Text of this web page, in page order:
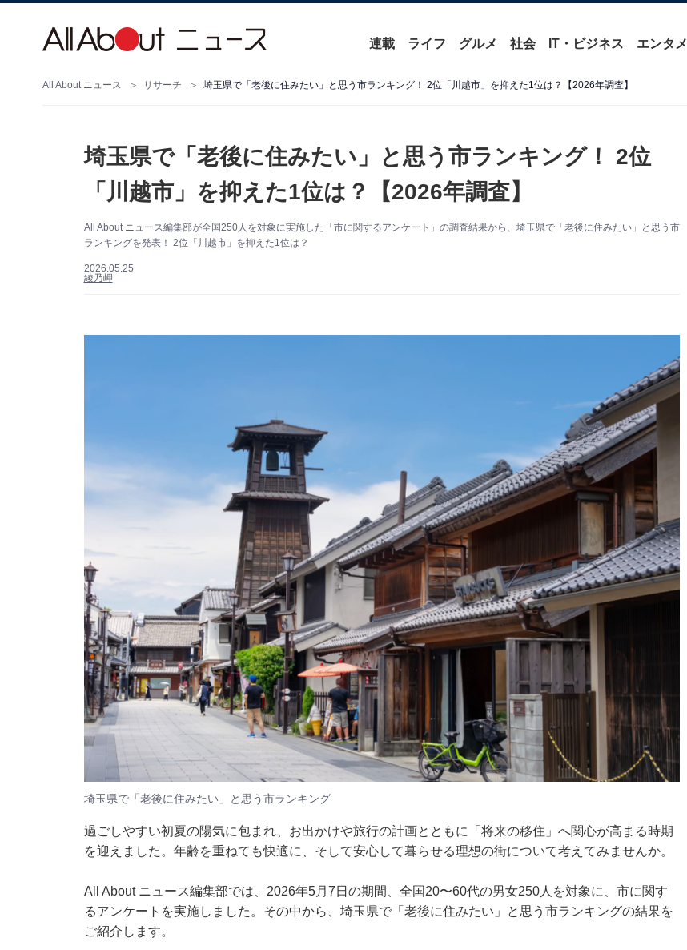
連載 ライフ グルメ 社会 IT・ビジネス エンタメ
All About ニュース リサーチ 埼玉県で「老後に住みたい」と思う市ランキング！ 2位「川越市」を抑えた1位は？【2026年調査】
埼玉県で「老後に住みたい」と思う市ランキング！ 2位
「川越市」を抑えた1位は？【2026年調査】
All About ニュース編集部が全国250人を対象に実施した「市に関するアンケート」の調査結果から、埼玉県で「老後に住みたい」と思う市
ランキングを発表！ 2位「川越市」を抑えた1位は？
2026.05.25
綾乃岬
埼玉県で「老後に住みたい」と思う市ランキング
過ごしやすい初夏の陽気に包まれ、お出かけや旅行の計画とともに「将来の移住」へ関心が高まる時期
を迎えました。年齢を重ねても快適に、そして安心して暮らせる理想の街について考えてみませんか。
All About ニュース編集部では、2026年5月7日の期間、全国20〜60代の男女250人を対象に、市に関す
るアンケートを実施しました。その中から、埼玉県で「老後に住みたい」と思う市ランキングの結果を
ご紹介します。